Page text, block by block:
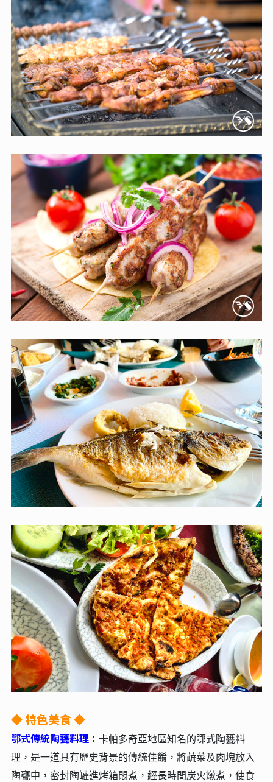
◆ 特色美食 ◆
鄂式傳統陶甕料理： 卡帕多奇亞地區知名的鄂式陶甕料
理，是一道具有歷史背景的傳統佳餚，將蔬菜及肉塊放入
陶甕中，密封陶罐進烤箱悶煮，經長時間炭火燉煮，使食